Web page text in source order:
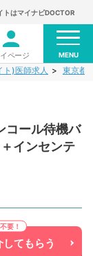
トはマイナビDOCTOR
ページ MENU
ト)医師求人 東京都
コール待機バ
インセンテ
てもらう